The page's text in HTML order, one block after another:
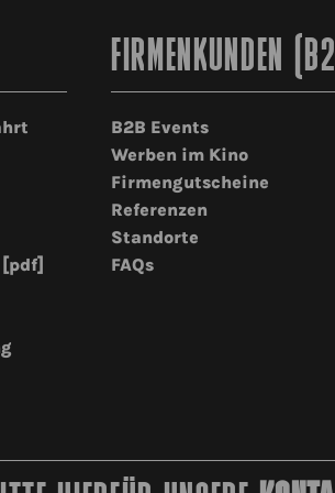
FIRMENKUNDEN
B2B Events
Werben im Kino
Firmengutscheine
Referenzen
Standorte
FAQs